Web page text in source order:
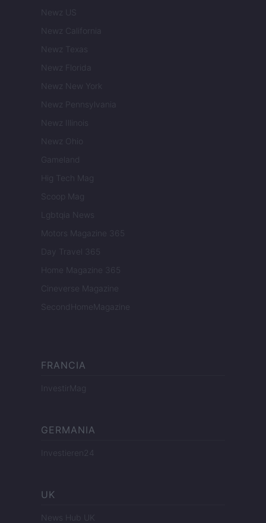
Newz US
Newz California
Newz Texas
Newz Florida
Newz New York
Newz Pennsylvania
Newz Illinois
Newz Ohio
Gameland
Hig Tech Mag
Scoop Mag
Lgbtqia News
Motors Magazine 365
Day Travel 365
Home Magazine 365
Cineverse Magazine
SecondHomeMagazine
FRANCIA
InvestirMag
GERMANIA
Investieren24
UK
News Hub UK